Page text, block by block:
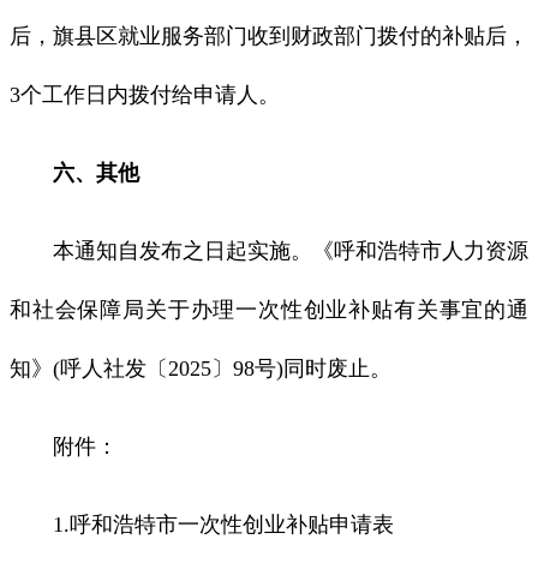
后，旗县区就业服务部门收到财政部门拨付的补贴后，
3个工作日内拨付给申请人。
六、其他
本通知自发布之日起实施。《呼和浩特市人力资源
和社会保障局关于办理一次性创业补贴有关事宜的通
知》(呼人社发〔2025〕98号)同时废止。
附件：
1.呼和浩特市一次性创业补贴申请表